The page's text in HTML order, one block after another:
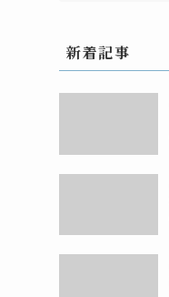
新着記事